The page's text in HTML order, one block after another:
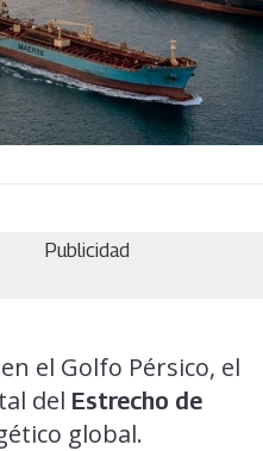
Publicidad
el Golfo Pérsico, el
del Estrecho de
global.